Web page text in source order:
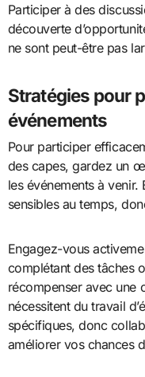
Participer à des
découverte
ne sont peut-être pas
Stratégies pour
événements
Pour participer
des capes, gardez un
les événements à
sensibles au temps,
Engagez-vous
complétant des tâches
récompenser avec une
nécessitent du travail
spécifiques, donc
améliorer vos chances